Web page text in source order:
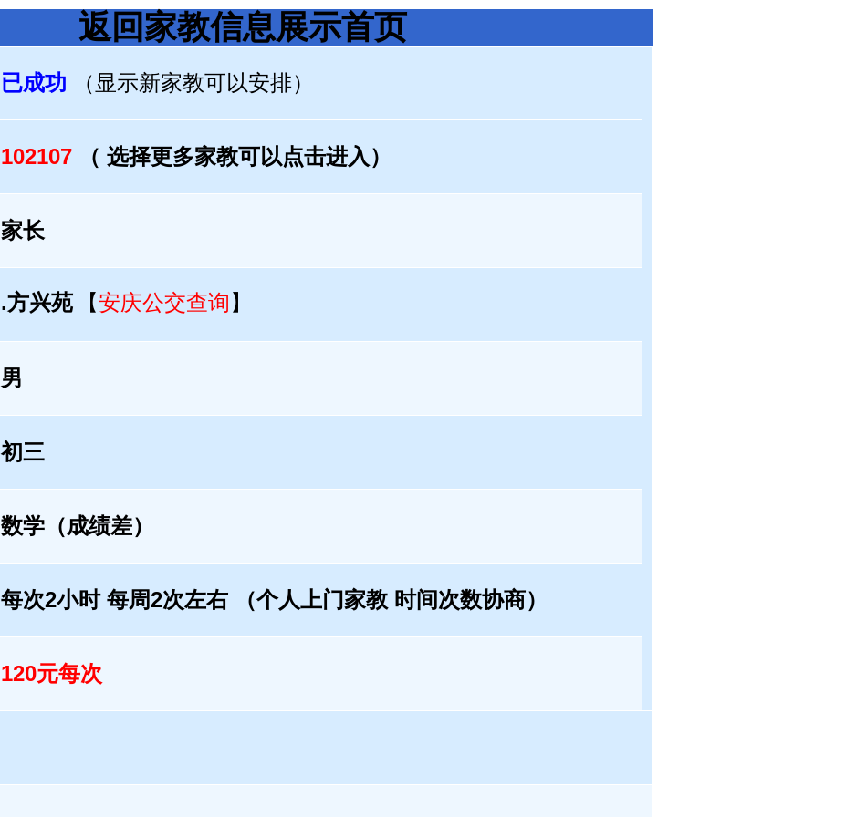
返回家教信息展示首页
已成功 （显示新家教可以安排）
102107 （ 选择更多家教可以点击进入）
家长
.方兴苑 【安庆公交查询 】
男
初三
数学（成绩差）
每次2小时 每周2次左右 （个人上门家教 时间次数协商）
120元每次